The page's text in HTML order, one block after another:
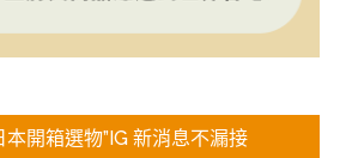
本開箱選物”IG 新消息不漏接